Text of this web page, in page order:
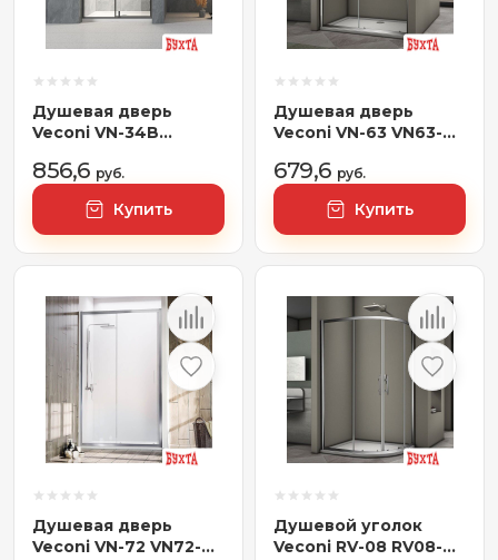
Душевая дверь
Veconi VN-34B
856,6 руб.
Купить
Душевая дверь
Veconi VN-63 VN63-
679,6 руб.
Купить
Душевая дверь
Veconi VN-72 VN72-
Душевой уголок
Veconi RV-08 RV08-